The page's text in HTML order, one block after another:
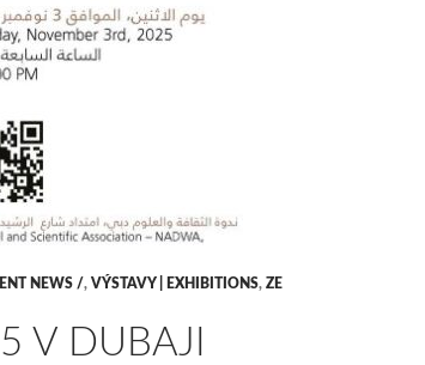
NEWS /, VÝSTAVY | EXHIBITIONS, ZE
V DUBAJI